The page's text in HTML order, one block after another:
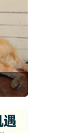
拉布拉多在屋里捣乱被爸爸驾了出去，那画面好笑又好气~